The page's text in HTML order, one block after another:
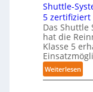
c
h
r
o
b
o
t
t
r
e
f
f
2
0
n
g
-
S
y
s
t
o
m
p
a
k
t
e
Shuttle-
5 zertifiziert
Das Shuttle
hat die
Klasse 5
Weiterlesen:
S